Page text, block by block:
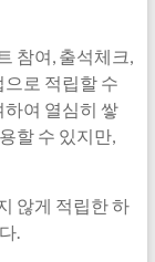
참여, 출석체크,
로 적립할 수
하여 열심히 쌓
할 수 있지만,
않게 적립한 하
.